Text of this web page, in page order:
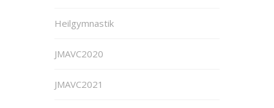
Heilgymnastik
JMAVC2020
JMAVC2021